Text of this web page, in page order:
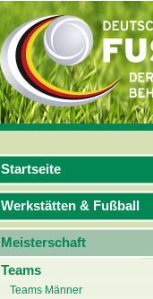
Startseite
Werkstätten & Fußball
Meisterschaft
Teams
Teams Männer